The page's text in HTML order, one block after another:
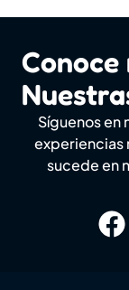
Conoce
Síguenos en
experiencias
sucede en